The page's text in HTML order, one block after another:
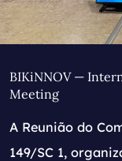
BIKiNNOV —
Meeting
A Reunião do
149/SC 1,